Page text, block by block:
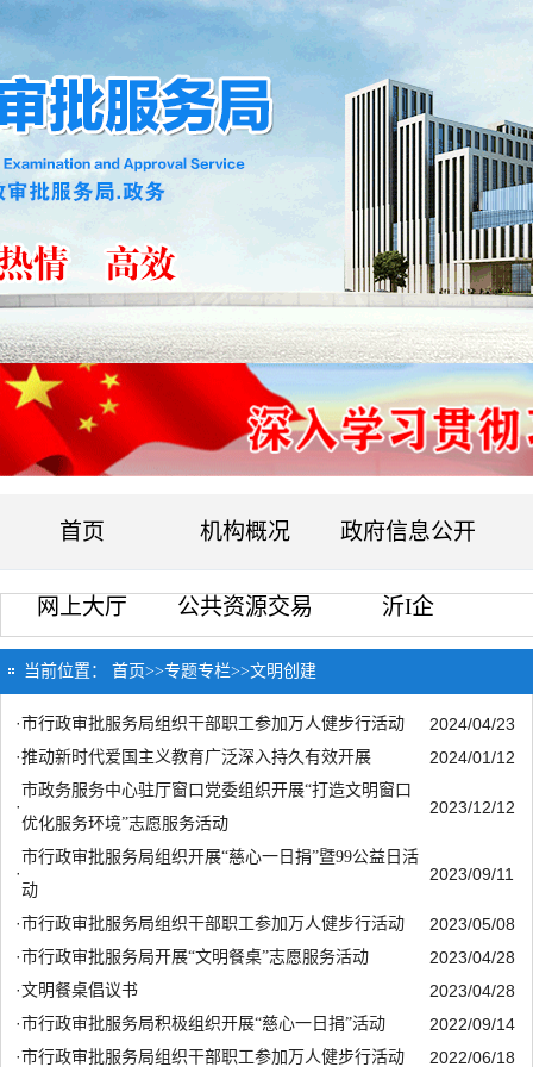
首页 机构概况 政府信息公开
网上大厅 公共资源交易 沂I企
当前位置： 首页>>专题专栏>>文明创建
·市行政审批服务局组织干部职工参加万人健步行活动
2024/04/23
·推动新时代爱国主义教育广泛深入持久有效开展 2024/01/12
·
市政务服务中心驻厅窗口党委组织开展“打造文明窗口
优化服务环境”志愿服务活动
2023/12/12
·
市行政审批服务局组织开展“慈心一日捐”暨99公益日活
动
2023/09/11
·市行政审批服务局组织干部职工参加万人健步行活动
2023/05/08
·市行政审批服务局开展“文明餐桌”志愿服务活动
2023/04/28
·文明餐桌倡议书
2023/04/28
·市行政审批服务局积极组织开展“慈心一日捐”活动
2022/09/14
·市行政审批服务局组织干部职工参加万人健步行活动 2022/06/18